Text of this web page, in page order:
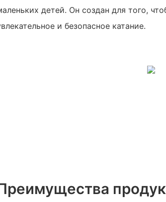
детей. Он создан для того,
и безопасное катание.